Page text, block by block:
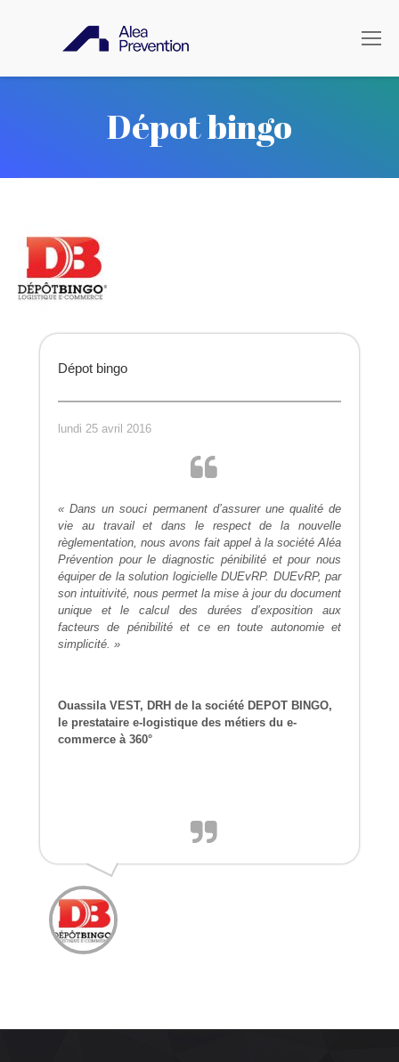
Dépot bingo
Dépot bingo
lundi 25 avril 2016
« Dans un souci permanent d’assurer une qualité de
vie au travail et dans le respect de la nouvelle
règlementation, nous avons fait appel à la société Aléa
Prévention pour le diagnostic pénibilité et pour nous
équiper de la solution logicielle DUEvRP. DUEvRP, par
son intuitivité, nous permet la mise à jour du document
unique et le calcul des durées d’exposition aux
facteurs de pénibilité et ce en toute autonomie et
simplicité. »
Ouassila VEST, DRH de la société DEPOT BINGO,
le prestataire e-logistique des métiers du e-
commerce à 360°